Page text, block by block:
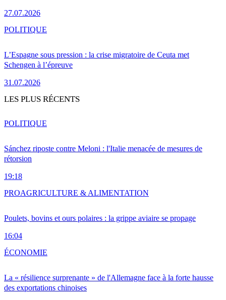
27.07.2026
L’Espagne sous pression : la crise migratoire de Ceuta met
Schengen à l’épreuve
31.07.2026
POLITIQUE
LES PLUS RÉCENTS
Sánchez riposte contre Meloni : l'Italie menacée de mesures de
rétorsion
19:18
POLITIQUE
Poulets, bovins et ours polaires : la grippe aviaire se propage
16:04
PROAGRICULTURE & ALIMENTATION
La « résilience surprenante » de l'Allemagne face à la forte hausse
des exportations chinoises
ÉCONOMIE